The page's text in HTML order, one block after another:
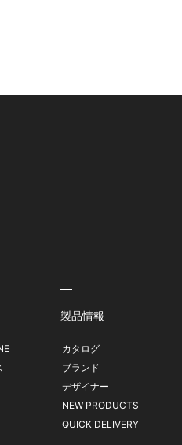
製品情報
カタログ
ブランド
デザイナー
NEW PRODUCTS
QUICK DELIVERY